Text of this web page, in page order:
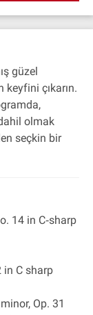
güzel
çıkarın.
dahil olmak
seçkin bir
14 in C‐sharp
in C sharp
Op. 31